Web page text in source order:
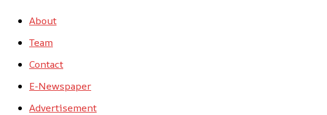
About
Team
Contact
E-Newspaper
Advertisement